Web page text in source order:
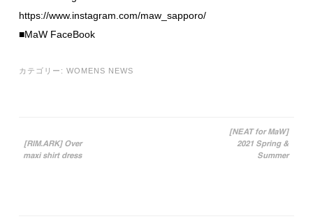
https://www.instagram.com/maw_sapporo/
■MaW FaceBook
カテゴリー: WOMENS NEWS
投稿ナビゲーション
[RIM.ARK] Over
maxi shirt dress
[NEAT for MaW]
2021 Spring &
Summer